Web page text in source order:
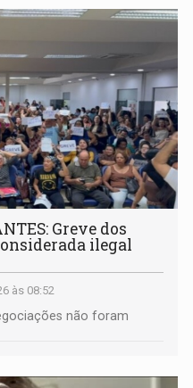
Greve dos
ilegal
às 08:52
não foram